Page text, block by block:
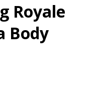
Royale
Body